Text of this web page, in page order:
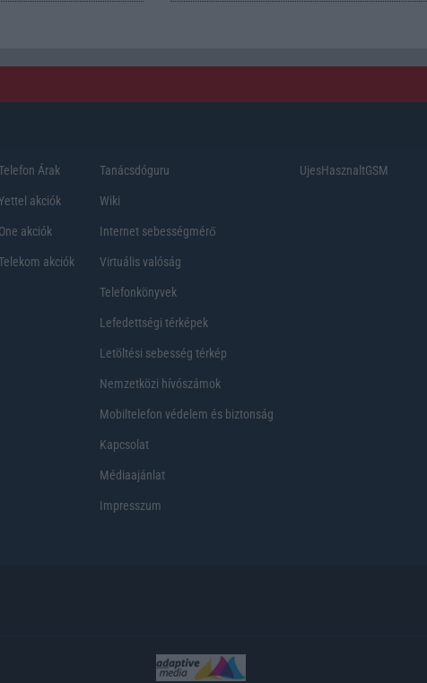
Árak
akciók
One akciók
akciók
Tanácsdóguru
Wiki
Internet sebességmérő
Virtuális valóság
Telefonkönyvek
Lefedettségi térképek
Letöltési sebesség térkép
Nemzetközi hívószámok
Mobiltelefon védelem és biztonság
Kapcsolat
Médiaajánlat
Impresszum
UjesHasznaltGSM